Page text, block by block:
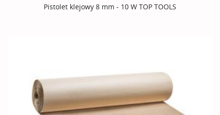
Pistolet klejowy 8 mm - 10 W TOP TOOLS